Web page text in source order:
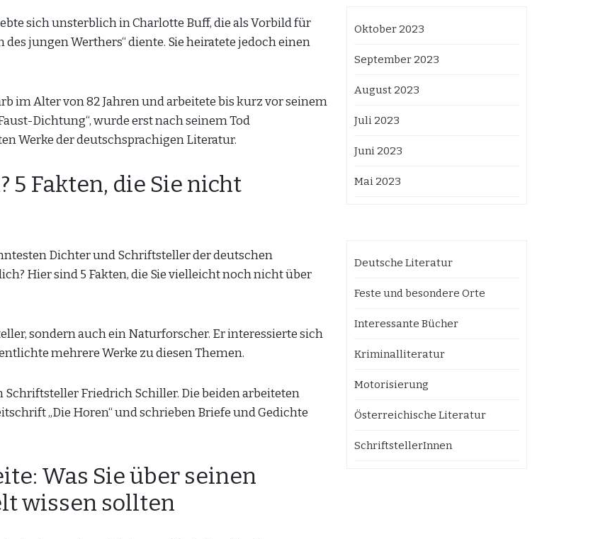
sich unsterblich in Charlotte Buff, die als Vorbild für
jungen Werthers“ diente. Sie heiratete jedoch einen
im Alter von 82 Jahren und arbeitete bis kurz vor seinem
Dichtung“, wurde erst nach seinem Tod
Werke der deutschsprachigen Literatur.
5 Fakten, die Sie nicht
Dichter und Schriftsteller der deutschen
Hier sind 5 Fakten, die Sie vielleicht noch nicht über
sondern auch ein Naturforscher. Er interessierte sich
mehrere Werke zu diesen Themen.
Schriftsteller Friedrich Schiller. Die beiden arbeiteten
„Die Horen“ und schrieben Briefe und Gedichte
Was Sie über seinen
wissen sollten
Oktober 2023
September 2023
August 2023
Juli 2023
Juni 2023
Mai 2023
Deutsche Literatur
Feste und besondere Orte
Interessante Bücher
Kriminalliteratur
Motorisierung
Österreichische Literatur
SchriftstellerInnen